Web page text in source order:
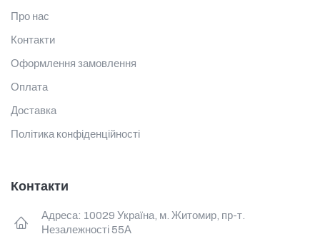
Про нас
Контакти
Оформлення замовлення
Оплата
Доставка
Політика конфіденційності
Контакти
Адреса: 10029 Україна, м. Житомир, пр-т.
Незалежності 55А